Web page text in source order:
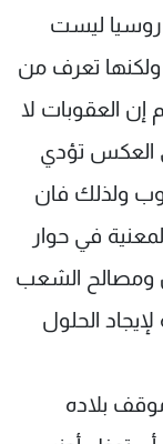
روسيا ليست
ولكنها تعرف من
إن العقوبات لا
العكس تؤدي
ولذلك فان
في حوار
ومصالح الشعب
الحلول
بلاده